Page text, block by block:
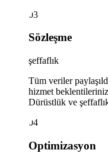
03
Sözleşme
şeffaflık
Tüm veriler
hizmet
Dürüstlük ve
04
Optimizasyon